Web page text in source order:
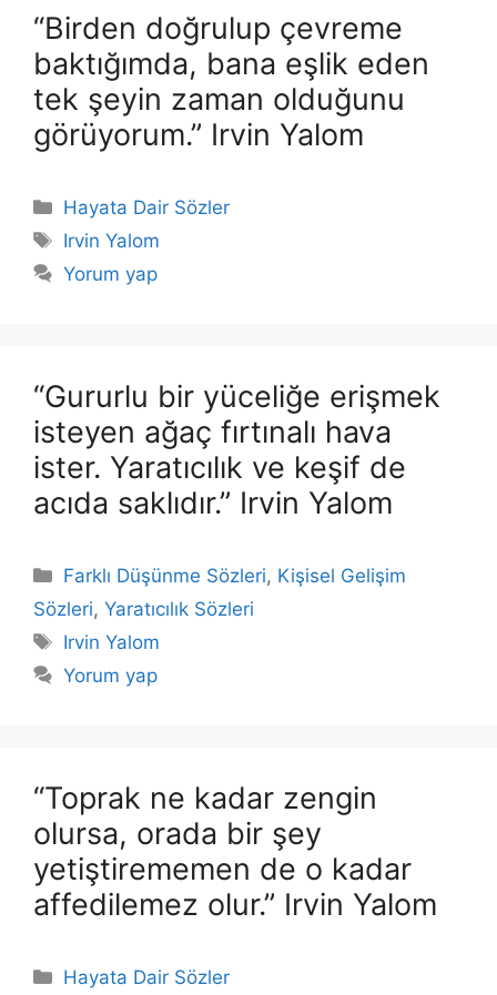
“Birden doğrulup çevreme
baktığımda, bana eşlik eden
tek şeyin zaman olduğunu
görüyorum.” Irvin Yalom
Kategoriler
Hayata Dair Sözler
Etiketler
Irvin Yalom
Yorum yap
“Gururlu bir yüceliğe erişmek
isteyen ağaç fırtınalı hava
ister. Yaratıcılık ve keşif de
acıda saklıdır.” Irvin Yalom
Kategoriler
Farklı Düşünme Sözleri, Kişisel Gelişim
Sözleri, Yaratıcılık Sözleri
Etiketler
Irvin Yalom
Yorum yap
“Toprak ne kadar zengin
olursa, orada bir şey
yetiştirememen de o kadar
affedilemez olur.” Irvin Yalom
Kategoriler
Hayata Dair Sözler